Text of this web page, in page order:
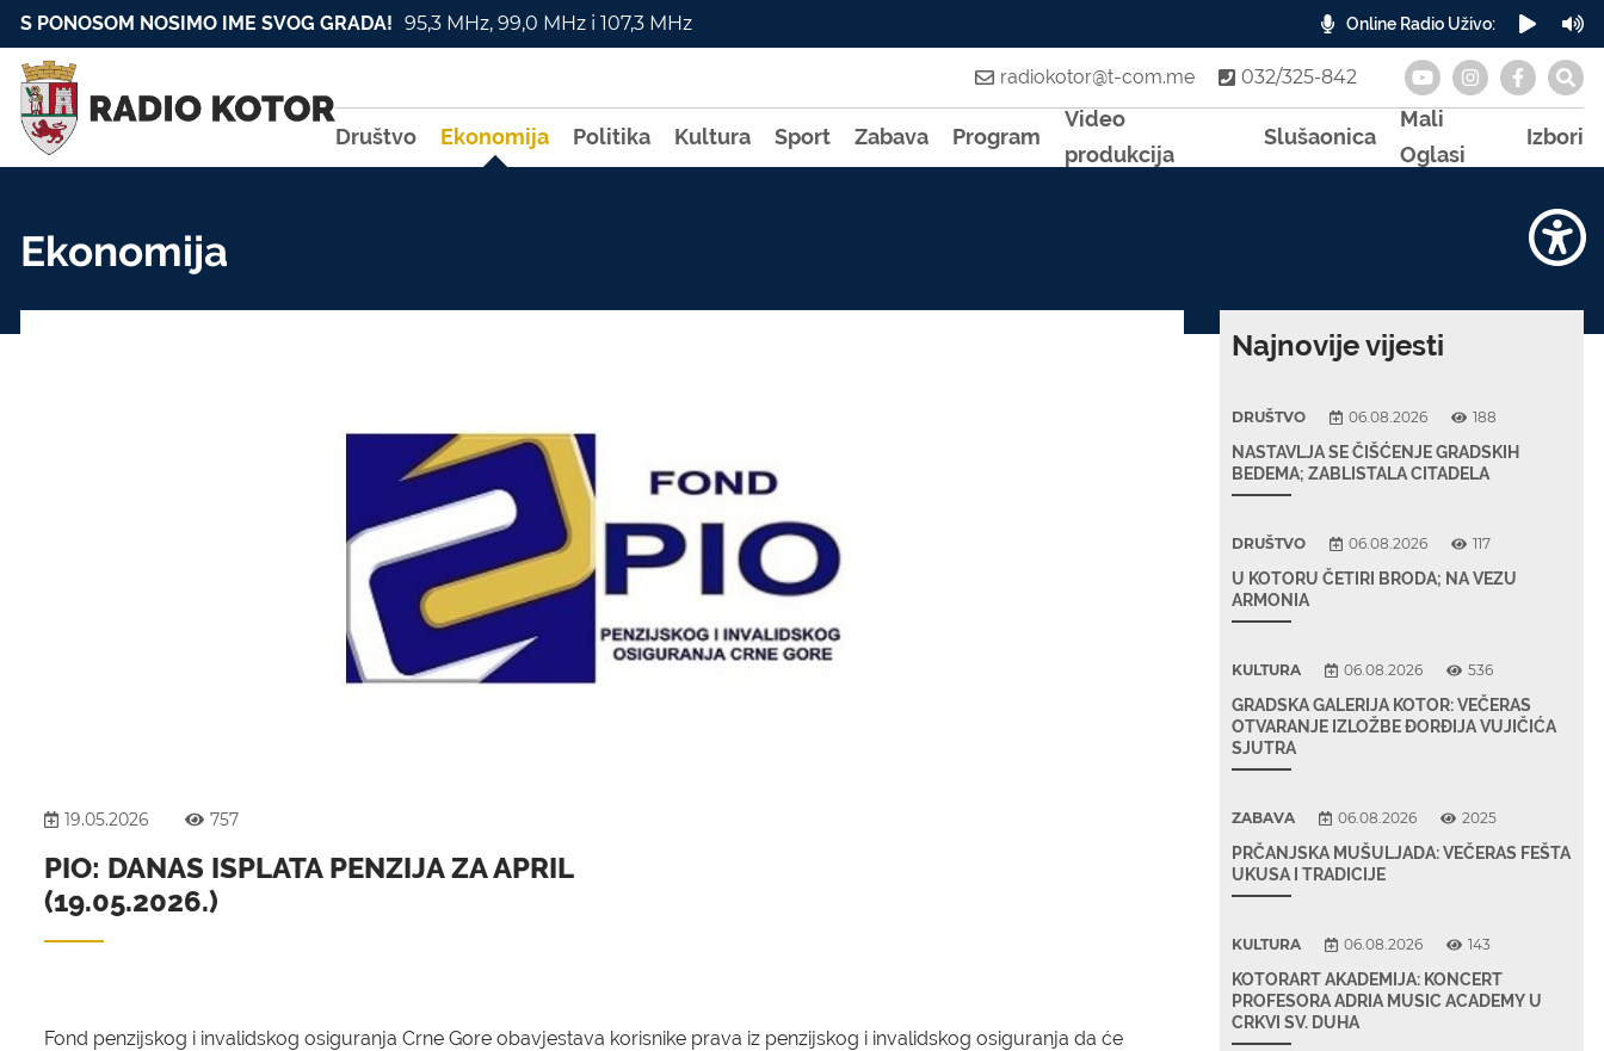
S PONOSOM NOSIMO IME SVOG GRADA! 95,3 MHz, 99,0 MHz i 107,3 MHz Online Radio Uživo:
radiokotor@t-com.me 032/325-842
Društvo Ekonomija Politika Kultura Sport Zabava Program
Video
produkcija
Slušaonica
Mali
Oglasi
Izbori
Ekonomija
19.05.2026 757
PIO: DANAS ISPLATA PENZIJA ZA APRIL
(19.05.2026.)
Fond penzijskog i invalidskog osiguranja Crne Gore obavjestava korisnike prava iz penzijskog i invalidskog osiguranja da će
Najnovije vijesti
DRUŠTVO 06.08.2026 188
NASTAVLJA SE ČIŠĆENJE GRADSKIH
BEDEMA; ZABLISTALA CITADELA
DRUŠTVO 06.08.2026 117
U KOTORU ČETIRI BRODA; NA VEZU
ARMONIA
KULTURA 06.08.2026 536
GRADSKA GALERIJA KOTOR: VEČERAS
OTVARANJE IZLOŽBE ĐORĐIJA VUJIČIĆA
SJUTRA
ZABAVA 06.08.2026 2025
PRČANJSKA MUŠULJADA: VEČERAS FEŠTA
UKUSA I TRADICIJE
KULTURA 06.08.2026 143
KOTORART AKADEMIJA: KONCERT
PROFESORA ADRIA MUSIC ACADEMY U
CRKVI SV. DUHA